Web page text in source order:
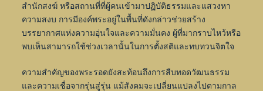
สำนักสงฆ์ หรือสถานที่ที่ผู้คนเข้ามาปฏิบัติธรรมและแสวงหา
ความสงบ การมีองค์พระอยู่ในพื้นที่ดังกล่าวช่วยสร้าง
บรรยากาศแห่งความอุ่นใจและความมั่นคง ผู้ที่มากราบไหว้หรือ
พบเห็นสามารถใช้ช่วงเวลานั้นในการตั้งสติและทบทวนจิตใจ
ความสำคัญของพระรอดยังสะท้อนถึงการสืบทอดวัฒนธรรม
และความเชื่อจากรุ่นสู่รุ่น แม้สังคมจะเปลี่ยนแปลงไปตามกาล